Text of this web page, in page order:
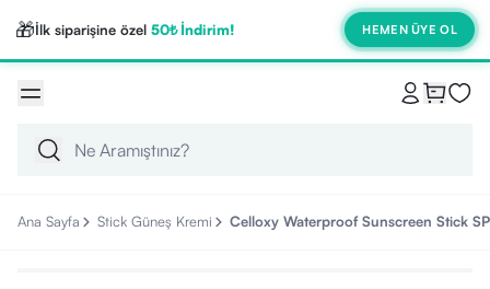
🎁İlk siparişine özel 50₺ İndirim! HEMEN ÜYE OL
Ana Sayfa Stick Güneş Kremi Celloxy Waterproof Sunscreen Stick